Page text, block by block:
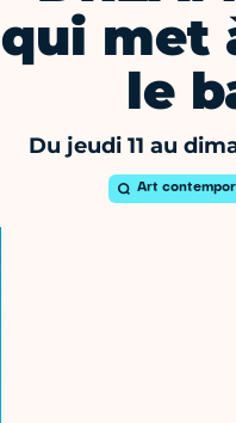
qui met
le
Du jeudi 11 au
Art